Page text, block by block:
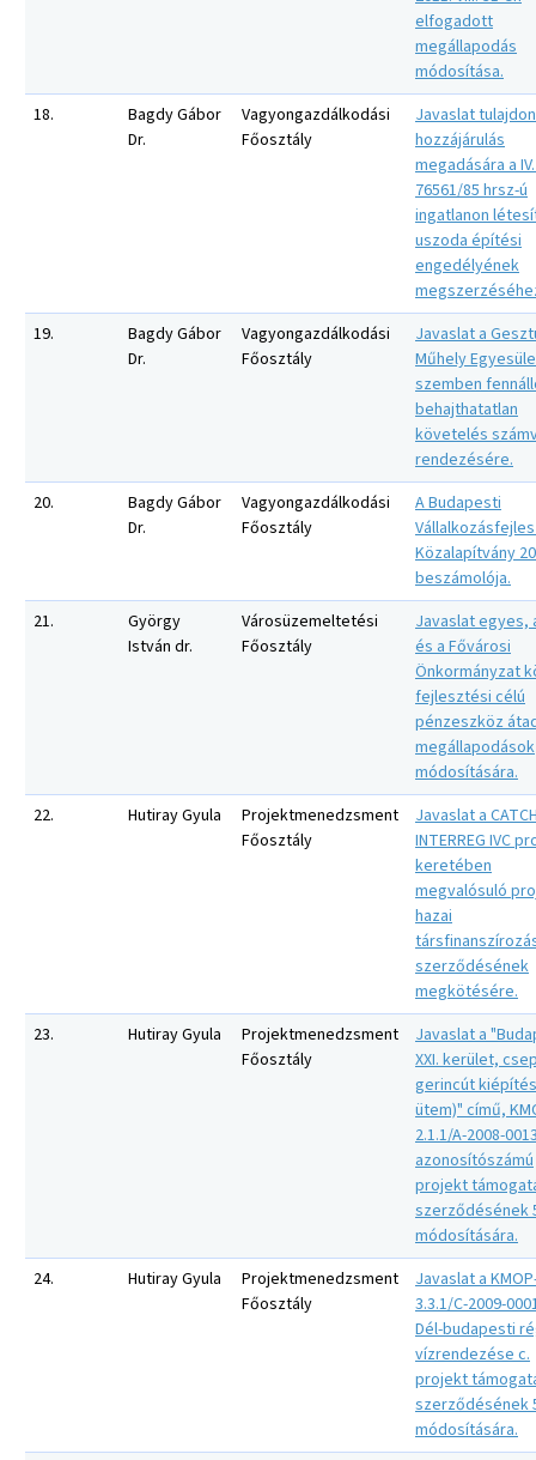
elfogadott
megállapodás
módosítása.
18.
Bagdy Gábor
Dr.
Vagyongazdálkodási
Főosztály
Javaslat
hozzájárulás
megadására a
76561/85 hrsz-ú
ingatlanon
uszoda építési
engedélyének
19.
Bagdy Gábor
Dr.
Vagyongazdálkodási
Főosztály
Javaslat a
Műhely
szemben
behajthatatlan
követelés
rendezésére.
20.
Bagdy Gábor
Dr.
Vagyongazdálkodási
Főosztály
A Budapesti
Közalapítvány
beszámolója.
21.
György
István dr.
Városüzemeltetési
Főosztály
Javaslat egyes,
és a Fővárosi
Önkormányzat
fejlesztési célú
pénzeszköz
megállapodások
módosítására.
22.
Hutiray Gyula
Projektmenedzsment
Főosztály
Javaslat a
INTERREG IVC
keretében
megvalósuló
hazai
szerződésének
megkötésére.
23.
Hutiray Gyula
Projektmenedzsment
Főosztály
Javaslat a
XXI. kerület,
gerincút
ütem)" című,
2.1.1/A-2008-
azonosítószámú
projekt
szerződésének
módosítására.
24.
Hutiray Gyula
Projektmenedzsment
Főosztály
Javaslat a
3.3.1/C-2009-
Dél-budapesti
vízrendezése c.
projekt
szerződésének
módosítására.